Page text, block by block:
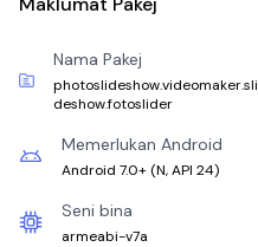
Nama Pakej
photoslideshow.videomaker.sli
deshow.fotoslider
Memerlukan Android
Android 7.0+ (N, API 24)
Seni bina
armeabi-v7a